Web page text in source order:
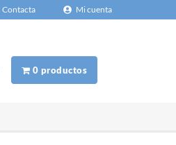
Contacta Mi cuenta
0 productos